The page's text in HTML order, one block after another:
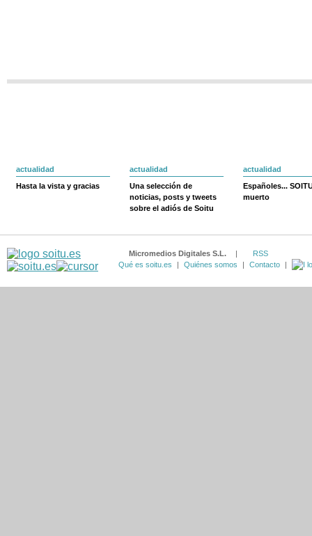
actualidad
Hasta la vista y gracias
actualidad
Una selección de
noticias, posts y tweets
sobre el adiós de Soitu
actualidad
Españoles...
muerto
Micromedios Digitales S.L. |
RSS
Qué es soitu.es
| Quiénes somos | Contacto |